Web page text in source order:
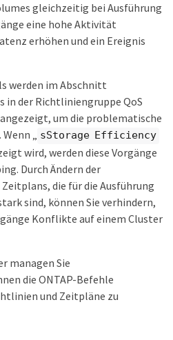
gleichzeitig bei Ausführung
eine hohe Aktivität
erhöhen und ein Ereignis
werden im Abschnitt
in der Richtliniengruppe QoS
um die problematische
„ sStorage Efficiency
wird, werden diese Vorgänge
Durch Ändern der
die für die Ausführung
sind, können Sie verhindern,
Konflikte auf einem Cluster
managen Sie
die ONTAP-Befehle
und Zeitpläne zu